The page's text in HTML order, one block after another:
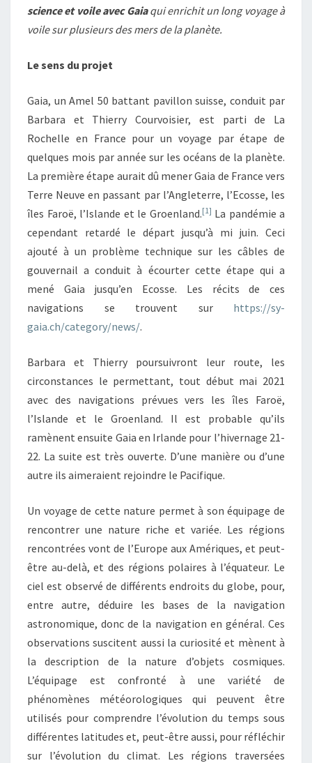
science et voile avec Gaiaqui enrichit un long voyage à
voile sur plusieurs des mers de la planète.
Le sens du projet
Gaia, un Amel 50 battant pavillon suisse, conduit par
Barbara et Thierry Courvoisier, est parti de La
Rochelle en France pour un voyage par étape de
quelques mois par année sur les océans de la planète.
La première étape aurait dû mener Gaia de France vers
Terre Neuve en passant par l’Angleterre, l’Ecosse, les
îles Faroë, l’Islande et le Groenland.[1] La pandémie a
cependant retardé le départ jusqu’à mi juin. Ceci
ajouté à un problème technique sur les câbles de
gouvernail a conduit à écourter cette étape qui a
mené Gaia jusqu’en Ecosse. Les récits de ces
navigations se trouvent sur https://sy-
gaia.ch/category/news/.
Barbara et Thierry poursuivront leur route, les
circonstances le permettant, tout début mai 2021
avec des navigations prévues vers les îles Faroë,
l’Islande et le Groenland. Il est probable qu’ils
ramènent ensuite Gaia en Irlande pour l’hivernage 21-
22. La suite est très ouverte. D’une manière ou d’une
autre ils aimeraient rejoindre le Pacifique.
Un voyage de cette nature permet à son équipage de
rencontrer une nature riche et variée. Les régions
rencontrées vont de l’Europe aux Amériques, et peut-
être au-delà, et des régions polaires à l’équateur. Le
ciel est observé de différents endroits du globe, pour,
entre autre, déduire les bases de la navigation
astronomique, donc de la navigation en général. Ces
observations suscitent aussi la curiosité et mènent à
la description de la nature d’objets cosmiques.
L’équipage est confronté à une variété de
phénomènes météorologiques qui peuvent être
utilisés pour comprendre l’évolution du temps sous
différentes latitudes et, peut-être aussi, pour réfléchir
sur l’évolution du climat. Les régions traversées